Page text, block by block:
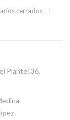
cerrados
Plantel 36,